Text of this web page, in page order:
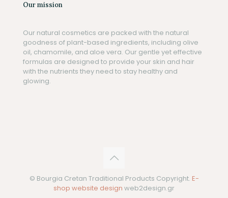
Our mission
Our natural cosmetics are packed with the natural
goodness of plant-based ingredients, including olive
oil, chamomile, and aloe vera. Our gentle yet effective
formulas are designed to provide your skin and hair
with the nutrients they need to stay healthy and
glowing.
© Bourgia Cretan Traditional Products Copyright. E-
shop website design web2design.gr